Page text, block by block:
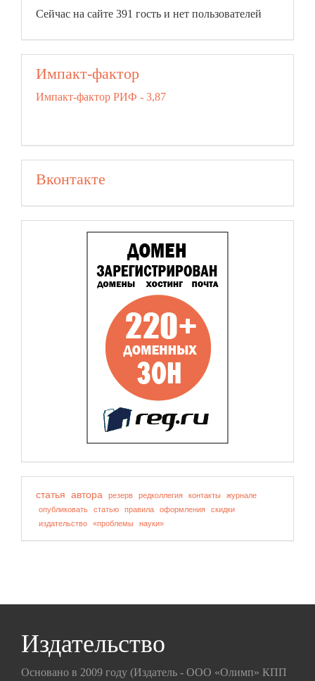
Сейчас на сайте 391 гость и нет пользователей
Импакт-фактор
Импакт-фактор РИФ - 3,87
Вконтакте
статья автора резерв редколлегия контакты
журнале
опубликовать
статью правила оформления
скидки
издательство
«проблемы науки»
Издательство
Основано в 2009 году (Издатель - ООО «Олимп» КПП